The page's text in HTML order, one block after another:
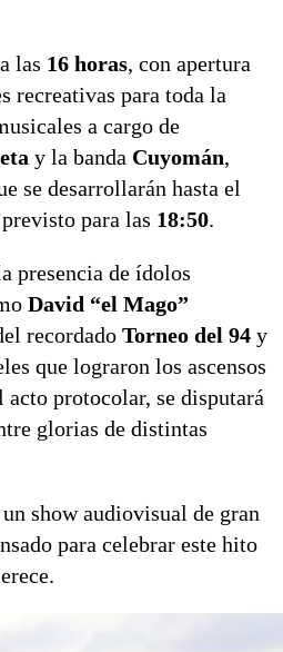
las 16 horas, con apertura
recreativas para toda la
a cargo de
y la banda Cuyomán,
se desarrollarán hasta el
para las 18:50.
presencia de ídolos
David “el Mago”
recordado Torneo del 94 y
que lograron los ascensos
acto protocolar, se disputará
glorias de distintas
show audiovisual de gran
para celebrar este hito